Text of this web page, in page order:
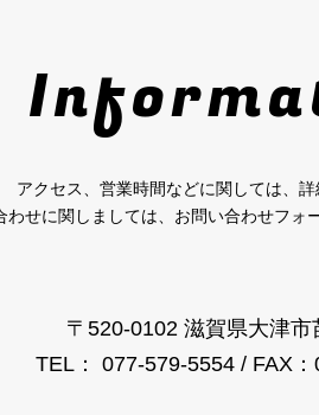
アクセス、営業時間などに関しては、詳
せに関しましては、お問い合わせフォ
〒520-0102 滋賀県大津市
TEL： 077-579-5554 / FAX